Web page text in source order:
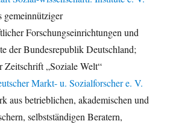
gemeinnütziger
Forschungseinrichtungen und
der Bundesrepublik Deutschland;
Zeitschrift „Soziale Welt“
Markt- u. Sozialforscher e. V.
aus betrieblichen, akademischen und
selbstständigen Beratern,